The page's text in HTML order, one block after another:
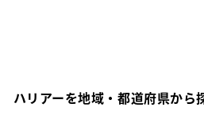
ハリアーを地域・都道府県から